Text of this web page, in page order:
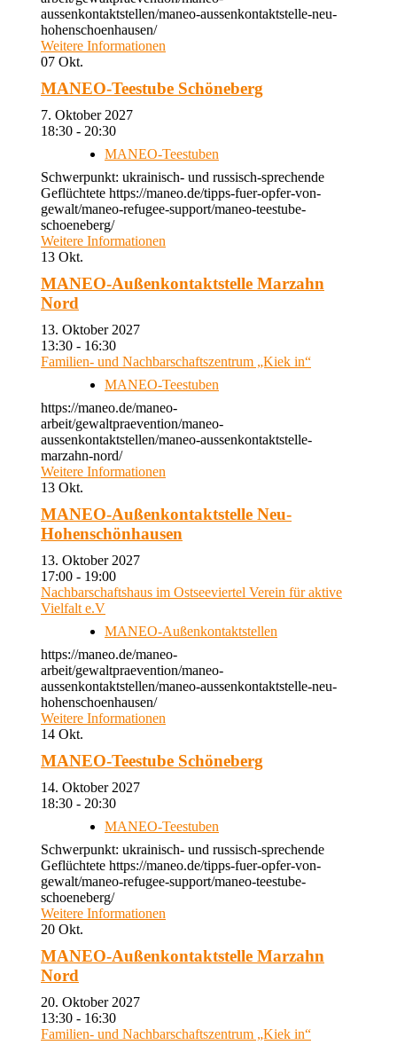
aussenkontaktstellen/maneo-aussenkontaktstelle-neu-
hohenschoenhausen/
Weitere Informationen
07 Okt.
MANEO-Teestube Schöneberg
7. Oktober 2027
18:30 - 20:30
MANEO-Teestuben
Schwerpunkt: ukrainisch- und russisch-sprechende
Geflüchtete https://maneo.de/tipps-fuer-opfer-von-
gewalt/maneo-refugee-support/maneo-teestube-
schoeneberg/
Weitere Informationen
13 Okt.
MANEO-Außenkontaktstelle Marzahn
Nord
13. Oktober 2027
13:30 - 16:30
Familien- und Nachbarschaftszentrum „Kiek in“
MANEO-Teestuben
https://maneo.de/maneo-
arbeit/gewaltpraevention/maneo-
aussenkontaktstellen/maneo-aussenkontaktstelle-
marzahn-nord/
Weitere Informationen
13 Okt.
MANEO-Außenkontaktstelle Neu-
Hohenschönhausen
13. Oktober 2027
17:00 - 19:00
Nachbarschaftshaus im Ostseeviertel Verein für aktive
Vielfalt e.V
MANEO-Außenkontaktstellen
https://maneo.de/maneo-
arbeit/gewaltpraevention/maneo-
aussenkontaktstellen/maneo-aussenkontaktstelle-neu-
hohenschoenhausen/
Weitere Informationen
14 Okt.
MANEO-Teestube Schöneberg
14. Oktober 2027
18:30 - 20:30
MANEO-Teestuben
Schwerpunkt: ukrainisch- und russisch-sprechende
Geflüchtete https://maneo.de/tipps-fuer-opfer-von-
gewalt/maneo-refugee-support/maneo-teestube-
schoeneberg/
Weitere Informationen
20 Okt.
MANEO-Außenkontaktstelle Marzahn
Nord
20. Oktober 2027
13:30 - 16:30
Familien- und Nachbarschaftszentrum „Kiek in“